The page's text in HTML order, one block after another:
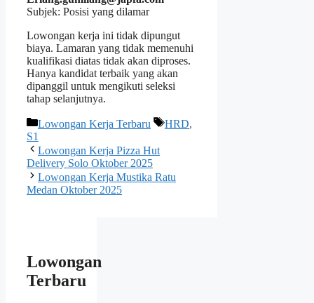
Subjek: Posisi yang dilamar
Lowongan kerja ini tidak dipungut
biaya. Lamaran yang tidak memenuhi
kualifikasi diatas tidak akan diproses.
Hanya kandidat terbaik yang akan
dipanggil untuk mengikuti seleksi
tahap selanjutnya.
Kategori
Lowongan Kerja Terbaru Tag
HRD,
S1
Lowongan Kerja Pizza Hut
Delivery Solo Oktober 2025
Lowongan Kerja Mustika Ratu
Medan Oktober 2025
Lowongan
Terbaru